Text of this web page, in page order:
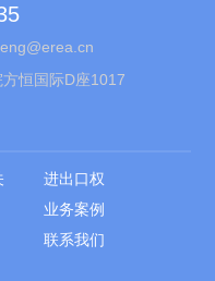
恒国际D座1017
进出口权
业务案例
联系我们